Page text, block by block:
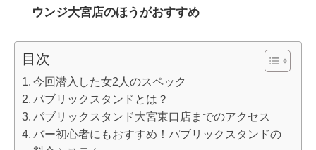
ウンジ大宮店のほうがおすすめ
目次
今回潜入した女2人のスペック
パブリックスタンドとは？
パブリックスタンド大宮東口店までのアクセス
バー初心者にもおすすめ！パブリックスタンドの